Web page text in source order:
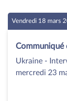
Vendredi 18 mars
Communiqué
Ukraine -
mercredi 23